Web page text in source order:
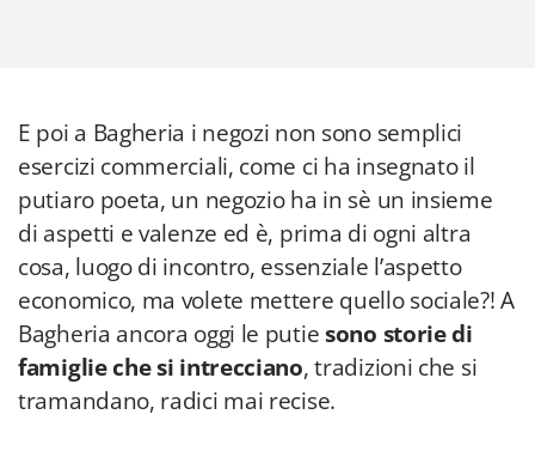
E poi a Bagheria i negozi non sono semplici
esercizi commerciali, come ci ha insegnato il
putiaro poeta, un negozio ha in sè un insieme
di aspetti e valenze ed è, prima di ogni altra
cosa, luogo di incontro, essenziale l’aspetto
economico, ma volete mettere quello sociale?! A
Bagheria ancora oggi le putiesono storie di
famiglie che si intrecciano, tradizioni che si
tramandano, radici mai recise.